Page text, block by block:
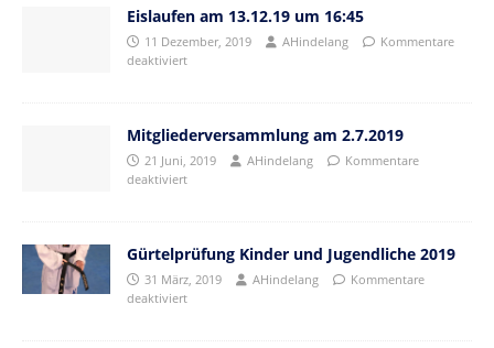
Eislaufen am 13.12.19 um 16:45
11 Dezember, 2019 AHindelang
Kommentare
deaktiviert
Mitgliederversammlung am 2.7.2019
21 Juni, 2019 AHindelang
Kommentare
deaktiviert
Gürtelprüfung Kinder und Jugendliche 2019
31 März, 2019 AHindelang
Kommentare
deaktiviert